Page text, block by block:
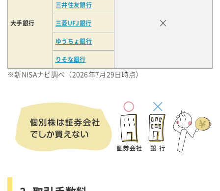
大手銀行 ×
三井住友銀行
三菱UFJ銀行
ゆうちょ銀行
りそな銀行
※新NISAナビ調べ（2026年7月29日時点）